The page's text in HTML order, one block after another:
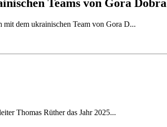
Teams von Gora Dobra
mit dem ukrainischen Team von Gora D...
Thomas Rüther das Jahr 2025...